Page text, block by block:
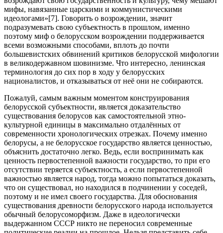
мифы, навязанные царскими и коммунистическими
идеологами»[7]. Говорить о возрождении, значит
подразумевать свою субъектность в прошлом, именно
поэтому миф о белорусском возрождении поддерживается
всеми возможными способами, вплоть до почти
большевистских обвинений критиков белорусской мифологии
в великодержавном шовинизме. Что интересно, ленинская
терминология до сих пор в ходу у белорусских
националистов, и отказываться от неё они не собираются.
Пожалуй, самым важным моментом конструирования
белорусской субъектности, является доказательство
существования белорусов как самостоятельной этно-
культурной единицы в максимально отдалённых от
современности хронологических отрезках. Почему именно
белорусы, а не белорусское государство является ценностью,
объяснить достаточно легко. Ведь, если воспринимать как
ценность первостепенной важности государство, то при его
отсутствии теряется субъектность, а если первостепенной
важностью является народ, тогда можно попытаться доказать,
что он существовал, но находился в подчинении у соседей,
поэтому и не имел своего государства. Для обоснования
существования древности белорусского народа используется
обычный белорусоморфизм. Даже в идеологически
выдержанном СССР никто не переносил современные